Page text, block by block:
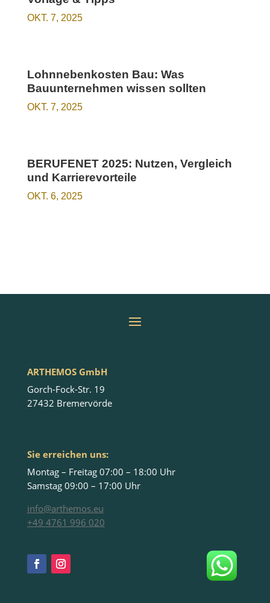
OKT. 7, 2025
Lohnnebenkosten Bau: Was
Bauunternehmen wissen sollten
OKT. 7, 2025
BERUFENET 2025: Nutzen, Vergleich
und Karrierevorteile
OKT. 6, 2025
ARTHEMOS GmbH
Gorch-Fock-Str. 19
27432 Bremervörde
Sie erreichen uns:
Montag – Freitag 07:00 – 18:00 Uhr
Samstag 09:00 – 17:00 Uhr
info@arthemos.eu
+49 4761 996 020